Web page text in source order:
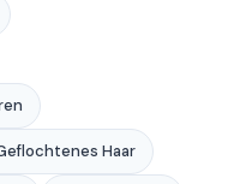
Haar